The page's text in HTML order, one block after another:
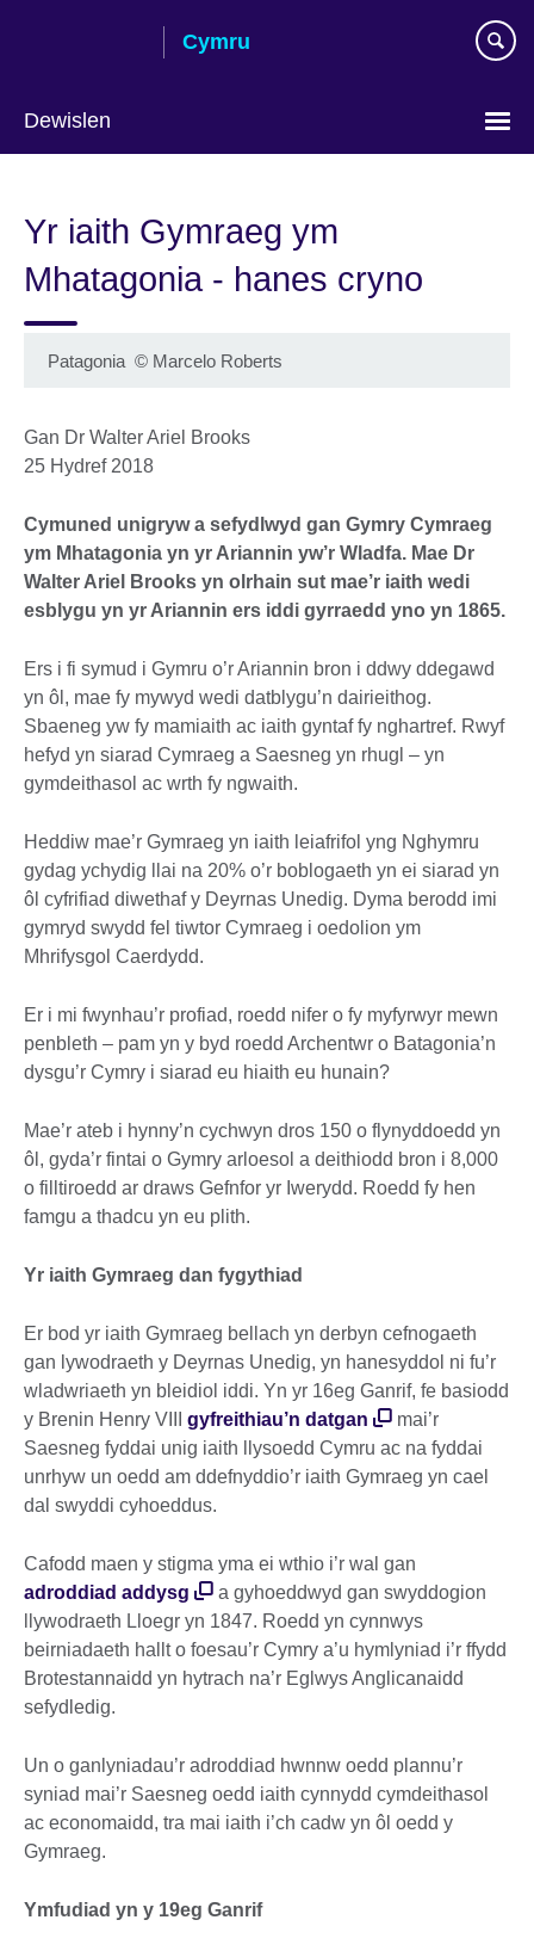
Cymru
Dewislen
language
Yr iaith Gymraeg ym
Mhatagonia - hanes cryno
Patagonia © Marcelo Roberts
Gan Dr Walter Ariel Brooks
25 Hydref 2018
Cymuned unigryw a sefydlwyd gan Gymry Cymraeg
ym Mhatagonia yn yr Ariannin yw’r Wladfa. Mae Dr
Walter Ariel Brooks yn olrhain sut mae’r iaith wedi
esblygu yn yr Ariannin ers iddi gyrraedd yno yn 1865.
Ers i fi symud i Gymru o’r Ariannin bron i ddwy ddegawd
yn ôl, mae fy mywyd wedi datblygu’n dairieithog.
Sbaeneg yw fy mamiaith ac iaith gyntaf fy nghartref. Rwyf
hefyd yn siarad Cymraeg a Saesneg yn rhugl – yn
gymdeithasol ac wrth fy ngwaith.
Heddiw mae’r Gymraeg yn iaith leiafrifol yng Nghymru
gydag ychydig llai na 20% o’r boblogaeth yn ei siarad yn
ôl cyfrifiad diwethaf y Deyrnas Unedig. Dyma berodd imi
gymryd swydd fel tiwtor Cymraeg i oedolion ym
Mhrifysgol Caerdydd.
Er i mi fwynhau’r profiad, roedd nifer o fy myfyrwyr mewn
penbleth – pam yn y byd roedd Archentwr o Batagonia’n
dysgu’r Cymry i siarad eu hiaith eu hunain?
Mae’r ateb i hynny’n cychwyn dros 150 o flynyddoedd yn
ôl, gyda’r fintai o Gymry arloesol a deithiodd bron i 8,000
o filltiroedd ar draws Gefnfor yr Iwerydd. Roedd fy hen
famgu a thadcu yn eu plith.
Yr iaith Gymraeg dan fygythiad
Er bod yr iaith Gymraeg bellach yn derbyn cefnogaeth
gan lywodraeth y Deyrnas Unedig, yn hanesyddol ni fu’r
wladwriaeth yn bleidiol iddi. Yn yr 16eg Ganrif, fe basiodd
y Brenin Henry VIII gyfreithiau’n datgan
mai’r
Saesneg fyddai unig iaith llysoedd Cymru ac na fyddai
unrhyw un oedd am ddefnyddio’r iaith Gymraeg yn cael
dal swyddi cyhoeddus.
Cafodd maen y stigma yma ei wthio i’r wal gan
adroddiad addysg
a gyhoeddwyd gan swyddogion
llywodraeth Lloegr yn 1847. Roedd yn cynnwys
beirniadaeth hallt o foesau’r Cymry a’u hymlyniad i’r ffydd
Brotestannaidd yn hytrach na’r Eglwys Anglicanaidd
sefydledig.
Un o ganlyniadau’r adroddiad hwnnw oedd plannu’r
syniad mai’r Saesneg oedd iaith cynnydd cymdeithasol
ac economaidd, tra mai iaith i’ch cadw yn ôl oedd y
Gymraeg.
Ymfudiad yn y 19eg Ganrif